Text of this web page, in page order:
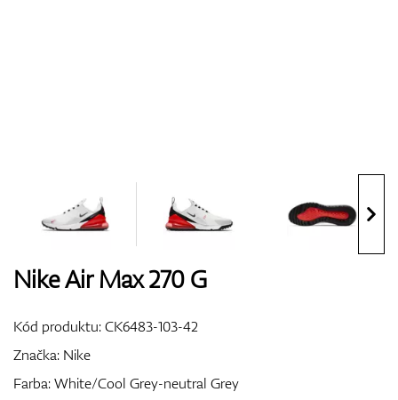
Bagy
GPS/Zameriavače
Nike Air Max 270 G
Kód produktu:CK6483-103-42
Značka: Nike
Farba: White/Cool Grey-neutral Grey